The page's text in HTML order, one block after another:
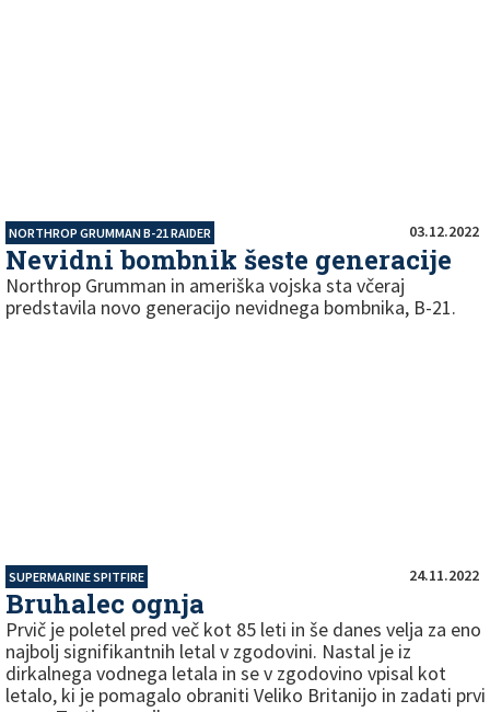
NORTHROP GRUMMAN B-21 RAIDER 03.12.2022
Nevidni bombnik šeste generacije
Northrop Grumman in ameriška vojska sta včeraj
predstavila novo generacijo nevidnega bombnika, B-21.
SUPERMARINE SPITFIRE 24.11.2022
Bruhalec ognja
Prvič je poletel pred več kot 85 leti in še danes velja za eno
najbolj signifikantnih letal v zgodovini. Nastal je iz
dirkalnega vodnega letala in se v zgodovino vpisal kot
letalo, ki je pomagalo obraniti Veliko Britanijo in zadati prvi